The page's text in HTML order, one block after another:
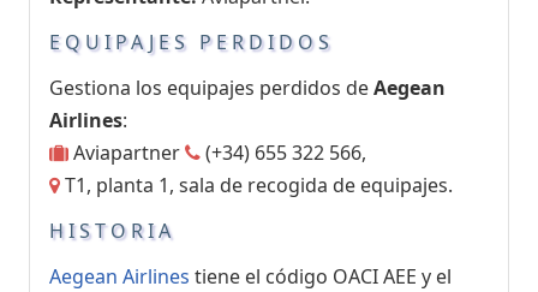
EQUIPAJES PERDIDOS
Gestiona los equipajes perdidos deAegean
Airlines:
Aviapartner
(+34) 655 322 566,
T1, planta 1, sala de recogida de equipajes.
HISTORIA
Aegean Airlines tiene el código OACI AEE y el